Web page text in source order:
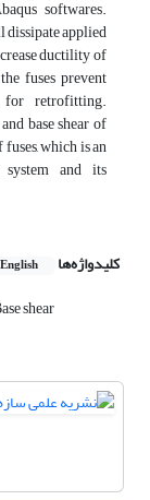
softwares.
dissipate applied
ductility of
fuses prevent
retrofitting.
base shear of
which is an
and its
کلیدواژه‌ها English
shear